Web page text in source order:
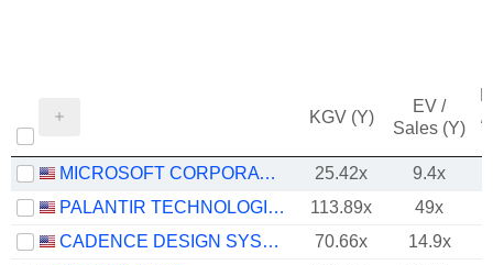
KGV (Y)
EV /
Sales (Y)
/
MICROSOFT CORPORATION 25.42x 9.4x
PALANTIR TECHNOLOGIES INC.
113.89x
49x
CADENCE DESIGN SYSTEMS, INC.
70.66x 14.9x